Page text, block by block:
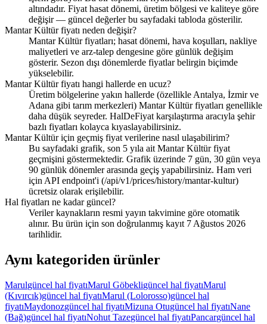
altındadır. Fiyat hasat dönemi, üretim bölgesi ve kaliteye göre
değişir — güncel değerler bu sayfadaki tabloda gösterilir.
Mantar Kültür fiyatı neden değişir?
Mantar Kültür fiyatları; hasat dönemi, hava koşulları, nakliye
maliyetleri ve arz-talep dengesine göre günlük değişim
gösterir. Sezon dışı dönemlerde fiyatlar belirgin biçimde
yükselebilir.
Mantar Kültür fiyatı hangi hallerde en ucuz?
Üretim bölgelerine yakın hallerde (özellikle Antalya, İzmir ve
Adana gibi tarım merkezleri) Mantar Kültür fiyatları genellikle
daha düşük seyreder. HalDeFiyat karşılaştırma aracıyla şehir
bazlı fiyatları kolayca kıyaslayabilirsiniz.
Mantar Kültür için geçmiş fiyat verilerine nasıl ulaşabilirim?
Bu sayfadaki grafik, son 5 yıla ait Mantar Kültür fiyat
geçmişini göstermektedir. Grafik üzerinde 7 gün, 30 gün veya
90 günlük dönemler arasında geçiş yapabilirsiniz. Ham veri
için API endpoint'i (/api/v1/prices/history/mantar-kultur)
ücretsiz olarak erişilebilir.
Hal fiyatları ne kadar güncel?
Veriler kaynakların resmi yayın takvimine göre otomatik
alınır. Bu ürün için son doğrulanmış kayıt 7 Ağustos 2026
tarihlidir.
Aynı kategoriden ürünler
Marulgüncel hal fiyatıMarul Göbekligüncel hal fiyatıMarul
(Kıvırcık)güncel hal fiyatıMarul (Lolorosso)güncel hal
fiyatıMaydonozgüncel hal fiyatıMizuna Otugüncel hal fiyatıNane
(Bağ)güncel hal fiyatıNohut Tazegüncel hal fiyatıPancargüncel hal